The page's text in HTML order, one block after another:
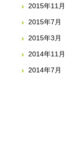
2015年11月
2015年7月
2015年3月
2014年11月
2014年7月